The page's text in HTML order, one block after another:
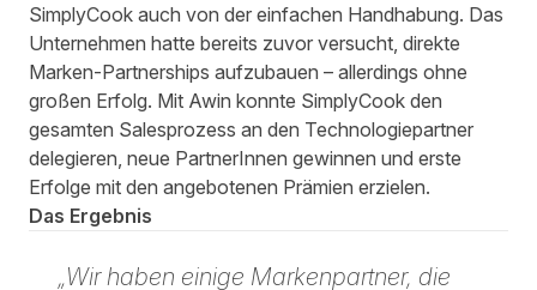
SimplyCook auch von der einfachen Handhabung. Das
Unternehmen hatte bereits zuvor versucht, direkte
Marken-Partnerships aufzubauen – allerdings ohne
großen Erfolg. Mit Awin konnte SimplyCook den
gesamten Salesprozess an den Technologiepartner
delegieren, neue PartnerInnen gewinnen und erste
Erfolge mit den angebotenen Prämien erzielen.
Das Ergebnis
„Wir haben einige Markenpartner, die